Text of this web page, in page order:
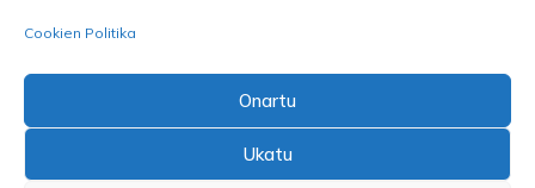
Cookien Politika
Onartu
Ukatu